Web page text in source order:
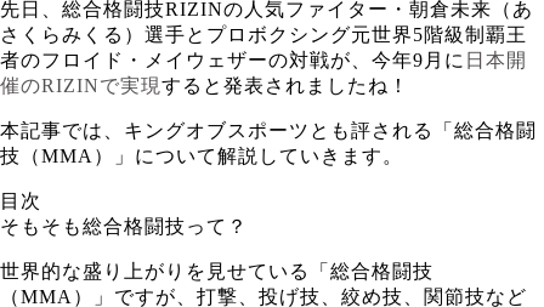
先日、総合格闘技RIZINの人気ファイター・朝倉未来（あ
さくらみくる）選手とプロボクシング元世界5階級制覇王
者のフロイド・メイウェザーの対戦が、今年9月に 日本開
催のRIZINで実現すると発表されましたね！
本記事では、キングオブスポーツとも評される「総合格闘
技（MMA）」について解説していきます。
目次
そもそも総合格闘技って？
世界的な盛り上がりを見せている「総合格闘技
（MMA）」ですが、打撃、投げ技、絞め技、関節技など